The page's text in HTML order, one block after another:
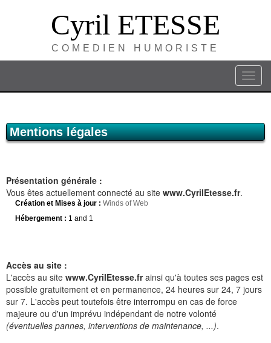
Cyril ETESSE
COMEDIEN HUMORISTE
Mentions légales
Présentation générale :
Vous êtes actuellement connecté au site www.CyrilEtesse.fr.
Création et Mises à jour : Winds of Web
Hébergement : 1 and 1
Accès au site :
L'accès au site www.CyrilEtesse.frainsi qu'à toutes ses pages est
possible gratuitement et en permanence, 24 heures sur 24, 7 jours
sur 7. L'accès peut toutefois être interrompu en cas de force
majeure ou d'un imprévu indépendant de notre volonté
(éventuelles pannes, interventions de maintenance, ...).